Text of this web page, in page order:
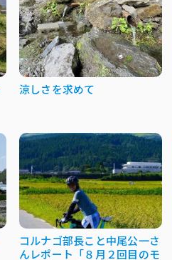
涼しさを求めて
コルナゴ部長こと中尾公一さ
んレポート「８月２回目のモ